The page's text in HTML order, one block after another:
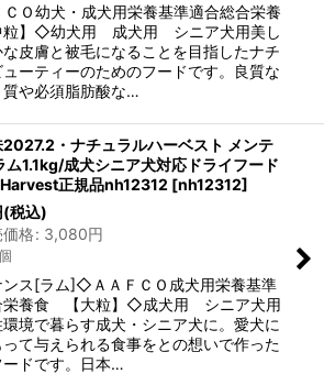
Ｏ幼犬・成犬用栄養基準適合総合栄養
】◇幼犬用 成犬用 シニア犬用美し
な皮膚と被毛になることを目指したナチ
ューティーのためのフードです。良質な
質や必須脂肪酸な…
・ナチュラルハーベスト メンテ
ム1.1kg/成犬シニア犬対応ドライフード
正規品nh12312 [nh12312]
(税込)
格: 3,080円
ンス[ラム]◇ＡＡＦＣＯ成犬用栄養基準
栄養食 【大粒】◇成犬用 シニア犬用
環境で暮らす成犬・シニア犬に。愛犬に
って与えられる食事をとの想いで作った
ードです。日本…